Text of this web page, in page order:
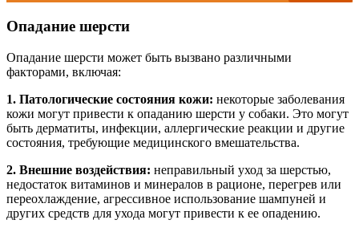
Опадание шерсти
Опадание шерсти может быть вызвано различными
факторами, включая:
1. Патологические состояния кожи: некоторые заболевания
кожи могут привести к опаданию шерсти у собаки. Это могут
быть дерматиты, инфекции, аллергические реакции и другие
состояния, требующие медицинского вмешательства.
2. Внешние воздействия: неправильный уход за шерстью,
недостаток витаминов и минералов в рационе, перегрев или
переохлаждение, агрессивное использование шампуней и
других средств для ухода могут привести к ее опадению.